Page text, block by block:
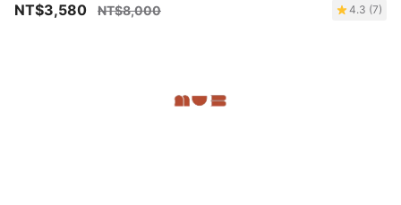
NT$3,580 NT$8,000 4.3 (7)